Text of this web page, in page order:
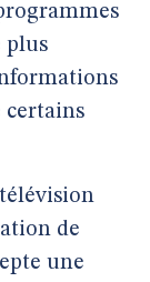
plus
certains
de
une